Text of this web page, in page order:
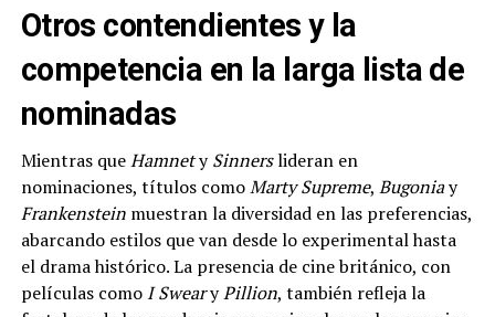
Otros contendientes y la
competencia en la larga lista de
nominadas
Mientras queHamnetySinnerslideran en
nominaciones, títulos comoMarty Supreme, Bugoniay
Frankensteinmuestran la diversidad en las preferencias,
abarcando estilos que van desde lo experimental hasta
el drama histórico. La presencia de cine británico, con
películas como I SwearyPillion, también refleja la